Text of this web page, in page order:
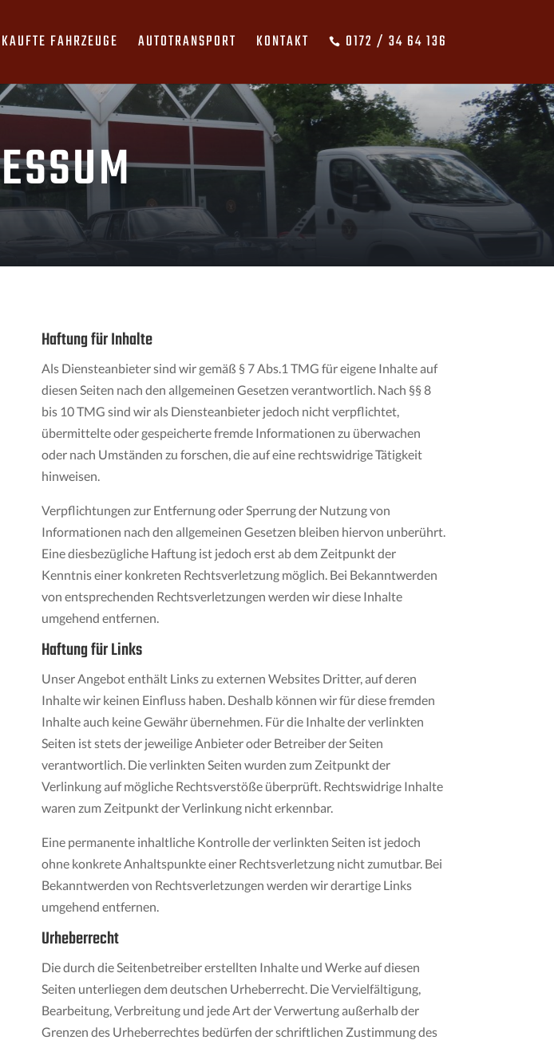
FAHRZEUGE AUTOTRANSPORT KONTAKT  0172 / 34 64 136
Haftung für Inhalte
Als Diensteanbieter sind wir gemäß § 7 Abs.1 TMG für eigene Inhalte auf
diesen Seiten nach den allgemeinen Gesetzen verantwortlich. Nach §§ 8
bis 10 TMG sind wir als Diensteanbieter jedoch nicht verpflichtet,
übermittelte oder gespeicherte fremde Informationen zu überwachen
oder nach Umständen zu forschen, die auf eine rechtswidrige Tätigkeit
hinweisen.
Verpflichtungen zur Entfernung oder Sperrung der Nutzung von
Informationen nach den allgemeinen Gesetzen bleiben hiervon unberührt.
Eine diesbezügliche Haftung ist jedoch erst ab dem Zeitpunkt der
Kenntnis einer konkreten Rechtsverletzung möglich. Bei Bekanntwerden
von entsprechenden Rechtsverletzungen werden wir diese Inhalte
umgehend entfernen.
Haftung für Links
Unser Angebot enthält Links zu externen Websites Dritter, auf deren
Inhalte wir keinen Einfluss haben. Deshalb können wir für diese fremden
Inhalte auch keine Gewähr übernehmen. Für die Inhalte der verlinkten
Seiten ist stets der jeweilige Anbieter oder Betreiber der Seiten
verantwortlich. Die verlinkten Seiten wurden zum Zeitpunkt der
Verlinkung auf mögliche Rechtsverstöße überprüft. Rechtswidrige Inhalte
waren zum Zeitpunkt der Verlinkung nicht erkennbar.
Eine permanente inhaltliche Kontrolle der verlinkten Seiten ist jedoch
ohne konkrete Anhaltspunkte einer Rechtsverletzung nicht zumutbar. Bei
Bekanntwerden von Rechtsverletzungen werden wir derartige Links
umgehend entfernen.
Urheberrecht
Die durch die Seitenbetreiber erstellten Inhalte und Werke auf diesen
Seiten unterliegen dem deutschen Urheberrecht. Die Vervielfältigung,
Bearbeitung, Verbreitung und jede Art der Verwertung außerhalb der
Grenzen des Urheberrechtes bedürfen der schriftlichen Zustimmung des